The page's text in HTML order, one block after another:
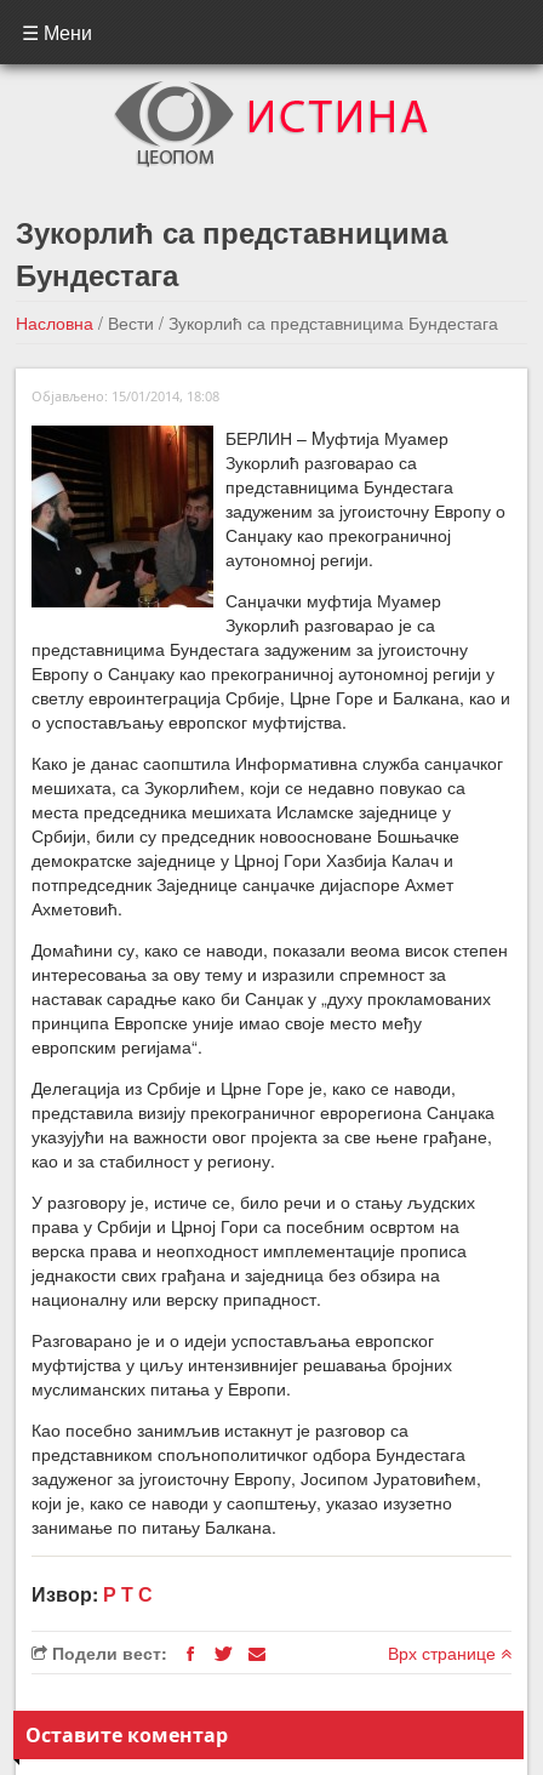
☰ Мени
Зукорлић са представницима
Бундестага
Насловна / Вести/ Зукорлић са представницима Бундестага
←Претходна вест
Следећа вест →
Објављено: 15/01/2014, 18:08
БЕРЛИН – Mуфтија Муамер
Зукорлић разговарао са
представницима Бундестага
задуженим за југоисточну Европу о
Санџаку као прекограничној
аутономној регији.
Санџачки муфтија Муамер
Зукорлић разговарао је са
представницима Бундестага задуженим за југоисточну
Европу о Санџаку као прекограничној аутономној регији у
светлу евроинтеграција Србије, Црне Горе и Балкана, као и
о успостављању европског муфтијства.
Како је данас саопштила Информативна служба санџачког
мешихата, са Зукорлићем, који се недавно повукао са
места председника мешихата Исламске заједнице у
Србији, били су председник новоосноване Бошњачке
демократске заједнице у Црној Гори Хазбија Калач и
потпредседник Заједнице санџачке дијаспоре Ахмет
Ахметовић.
Домаћини су, како се наводи, показали веома висок степен
интересовања за ову тему и изразили спремност за
наставак сарадње како би Санџак у „духу прокламованих
принципа Европске уније имао своје место међу
европским регијама“.
Делегација из Србије и Црне Горе је, како се наводи,
представила визију прекограничног еврорегиона Санџака
указујући на важности овог пројекта за све њене грађане,
као и за стабилност у региону.
У разговору је, истиче се, било речи и о стању људских
права у Србији и Црној Гори са посебним освртом на
верска права и неопходност имплементације прописа
једнакости свих грађана и заједница без обзира на
националну или верску припадност.
Разговарано је и о идеји успостављања европског
муфтијства у циљу интензивнијег решавања бројних
муслиманских питања у Европи.
Као посебно занимљив истакнут је разговор са
представником спољнополитичког одбора Бундестага
задуженог за југоисточну Европу, Јосипом Јуратовићем,
који је, како се наводи у саопштењу, указао изузетно
занимање по питању Балкана.
Извор: Р Т С
Подели вест: Врх странице
Оставите коментар